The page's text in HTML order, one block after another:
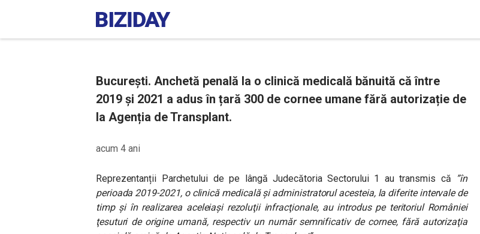
București. Anchetă penală la o clinică medicală bănuită că între
2019 și 2021 a adus în țară 300 de cornee umane fără autorizație de
la Agenția de Transplant.
acum 4 ani
Reprezentanții Parchetului de pe lângă Judecătoria Sectorului 1 au transmis că ”în
perioada 2019-2021, o clinică medicală şi administratorul acesteia, la diferite intervale de
timp şi în realizarea aceleiaşi rezoluţii infracţionale, au introdus pe teritoriul României
ţesuturi de origine umană, respectiv un număr semnificativ de cornee, fără autorizaţia